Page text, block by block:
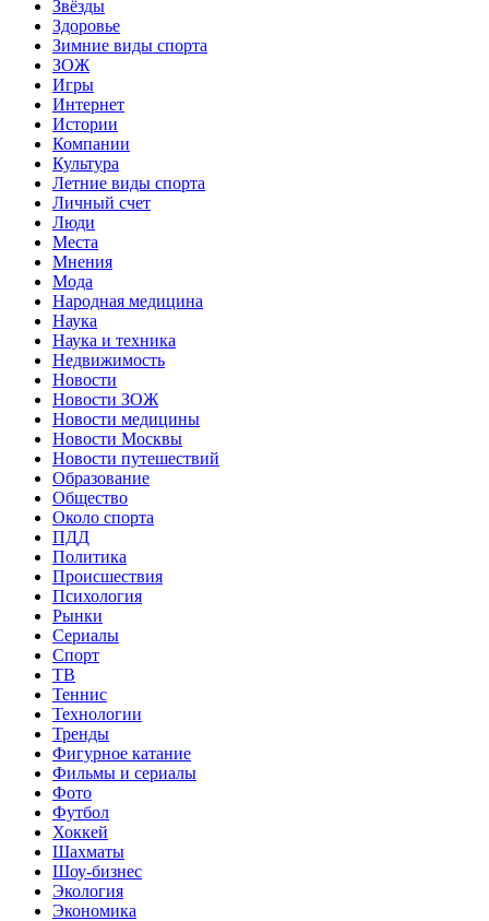
Звёзды
Здоровье
Зимние виды спорта
ЗОЖ
Игры
Интернет
Истории
Компании
Культура
Летние виды спорта
Личный счет
Люди
Места
Мнения
Мода
Народная медицина
Наука
Наука и техника
Недвижимость
Новости
Новости ЗОЖ
Новости медицины
Новости Москвы
Новости путешествий
Образование
Общество
Около спорта
ПДД
Политика
Происшествия
Психология
Рынки
Сериалы
Спорт
ТВ
Теннис
Технологии
Тренды
Фигурное катание
Фильмы и сериалы
Фото
Футбол
Хоккей
Шахматы
Шоу-бизнес
Экология
Экономика